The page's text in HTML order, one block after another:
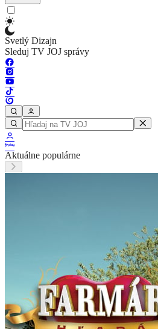
Svetlý Dizajn
Sleduj TV JOJ správy
Aktuálne populárne